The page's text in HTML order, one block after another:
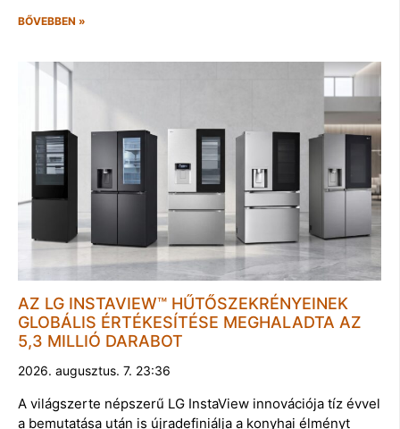
BŐVEBBEN »
AZ LG INSTAVIEW™ HŰTŐSZEKRÉNYEINEK
GLOBÁLIS ÉRTÉKESÍTÉSE MEGHALADTA AZ
5,3 MILLIÓ DARABOT
2026. augusztus. 7. 23:36
A világszerte népszerű LG InstaView innovációja tíz évvel
a bemutatása után is újradefiniálja a konyhai élményt